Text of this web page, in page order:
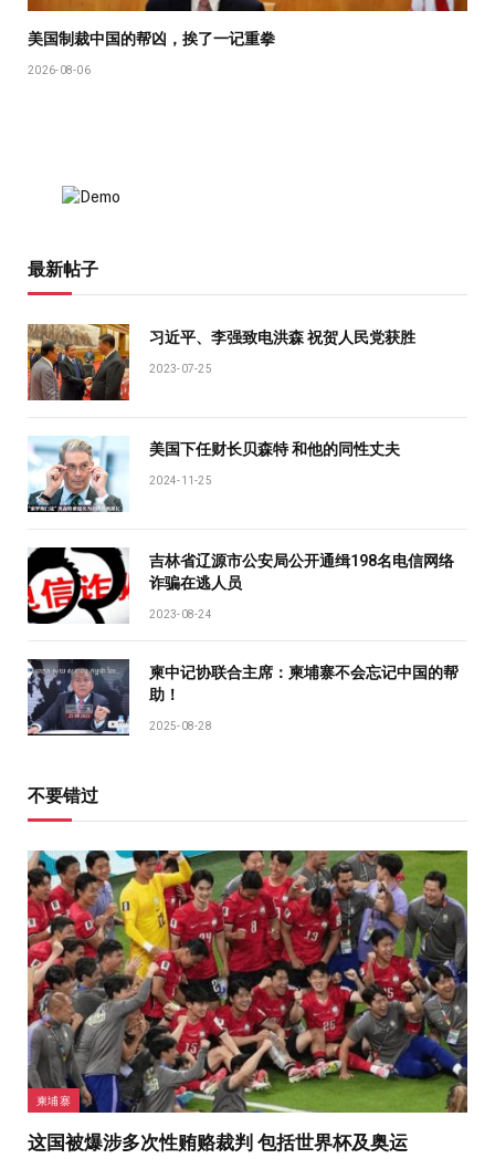
美国制裁中国的帮凶，挨了一记重拳
2026-08-06
最新帖子
习近平、李强致电洪森 祝贺人民党获胜
2023-07-25
美国下任财长贝森特 和他的同性丈夫
2024-11-25
吉林省辽源市公安局公开通缉198名电信网络
诈骗在逃人员
2023-08-24
柬中记协联合主席：柬埔寨不会忘记中国的帮
助！
2025-08-28
不要错过
柬埔寨
这国被爆涉多次性贿赂裁判 包括世界杯及奥运